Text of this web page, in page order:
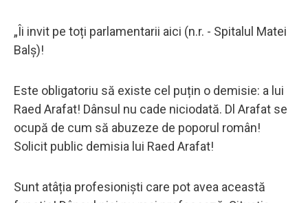
„Îi invit pe toți parlamentarii aici (n.r. - Spitalul Matei
Balș)!
Este obligatoriu să existe cel puțin o demisie: a lui
Raed Arafat! Dânsul nu cade niciodată. Dl Arafat se
ocupă de cum să abuzeze de poporul român!
Solicit public demisia lui Raed Arafat!
Sunt atâția profesioniști care pot avea această